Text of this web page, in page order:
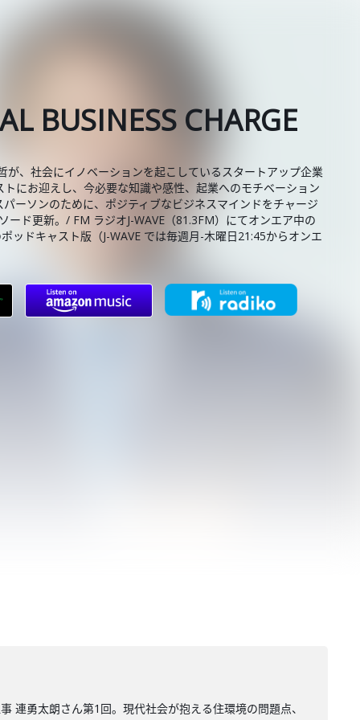
BUSINESS CHARGE
、社会にイノベーションを起こしているスタートアップ企業
にお迎えし、今必要な知識や感性、起業へのモチベーション
ーソンのために、ポジティブなビジネスマインドをチャージ
ド更新。/ FM ラジオJ-WAVE（81.3FM）にてオンエア中の
ッドキャスト版（J-WAVE では毎週月-木曜日21:45からオンエ
連勇太朗さん第1回。現代社会が抱える住環境の問題点、